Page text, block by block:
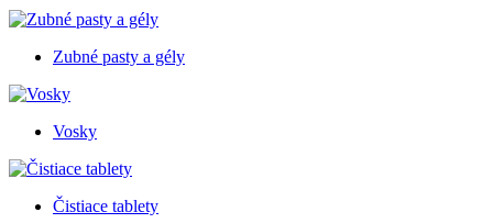
Zubné pasty a gély
Vosky
Čistiace tablety